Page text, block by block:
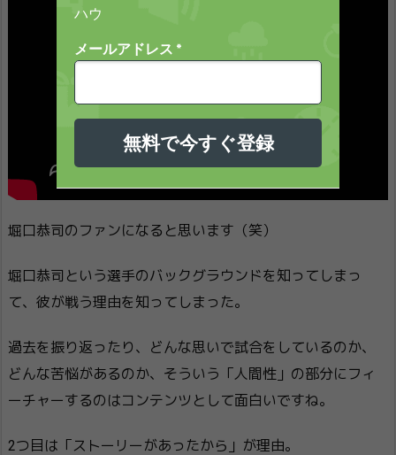
堀口恭司のファンになると思います（笑）
堀口恭司という選手のバックグラウンドを知ってしまっ
て、彼が戦う理由を知ってしまった。
過去を振り返ったり、どんな思いで試合をしているのか、
どんな苦悩があるのか、そういう「人間性」の部分にフィ
ーチャーするのはコンテンツとして面白いですね。
2つ目は「ストーリーがあったから」が理由。